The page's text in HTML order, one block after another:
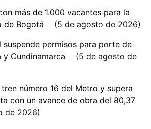
más de 1.000 vacantes para la
de Bogotá
5 de agosto de 2026
suspende permisos para porte de
y Cundinamarca
5 de agosto de
número 16 del Metro y supera
con un avance de obra del 80,37
de 2026